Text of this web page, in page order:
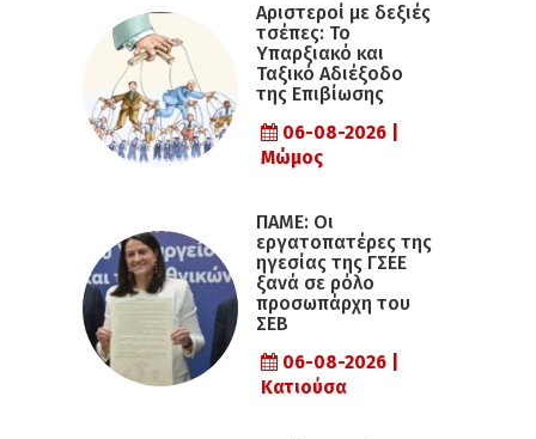
Αριστεροί με δεξιές
τσέπες: Το
Υπαρξιακό και
Ταξικό Αδιέξοδο
της Επιβίωσης
06-08-2026 |
Μώμος
ΠΑΜΕ: Οι
εργατοπατέρες της
ηγεσίας της ΓΣΕΕ
ξανά σε ρόλο
προσωπάρχη του
ΣΕΒ
06-08-2026 |
Κατιούσα